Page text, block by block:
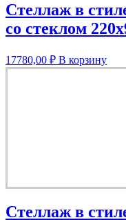
Стеллаж в
со стеклом
17780,00 ₽ В корзину
Стеллаж в